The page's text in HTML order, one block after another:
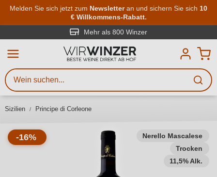
Zum Hauptinhalt springen
Melden Sie sich jetzt zum Newsletteran und sichern Sie sich 10
€ Willkommens-Rabatt.
Mehr als 800 Winzer
Sizilien Principe di Corleone
Nerello Mascalese
Trocken
11,5% Alk.
-16%
Weinsuche
Mindestens 3 Zeichen eingeben
Beschreiben Sie, welchen Wein
Sie suchen – ob nach Geschmack,